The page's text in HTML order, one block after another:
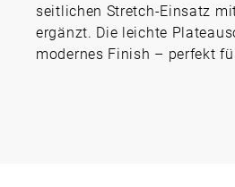
seitlichen Stretch-Einsatz
ergänzt. Die leichte
modernes Finish – perfekt